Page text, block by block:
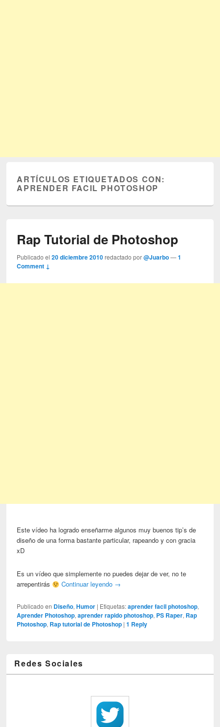
ARTÍCULOS ETIQUETADOS CON:
APRENDER FACIL PHOTOSHOP
Rap Tutorial de Photoshop
Publicado el20 diciembre 2010 redactado por@Juarbo —1
Comment ↓
Este vídeo ha logrado enseñarme algunos muy buenos tip’s de
diseño de una forma bastante particular, rapeando y con gracia
xD
Es un vídeo que simplemente no puedes dejar de ver, no te
arrepentirás
Continuar leyendo →
Publicado en Diseño,Humor | Etiquetas: aprender facil photoshop,
Aprender Photoshop,aprender rapido photoshop, PS Raper, Rap
Photoshop, Rap tutorial de Photoshop |1 Reply
Redes Sociales